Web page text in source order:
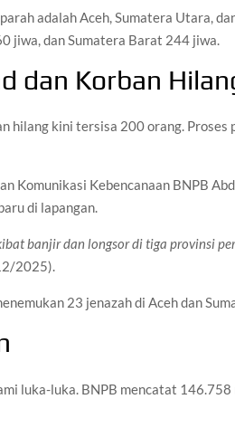
adalah Aceh, Sumatera Utara,
jiwa, dan Sumatera Barat 244 jiwa.
dan Korban
hilang kini tersisa 200 orang.
Komunikasi Kebencanaan BNPB
di lapangan.
banjir dan longsor di tiga provinsi
2025).
23 jenazah di Aceh dan
luka-luka. BNPB mencatat